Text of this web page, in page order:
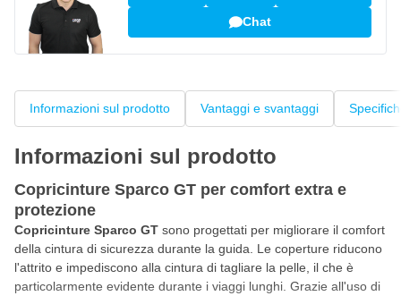
Chat
Informazioni sul prodotto Vantaggi e svantaggi
Informazioni sul prodotto
Copricinture Sparco GT per comfort extra e
protezione
Copricinture Sparco GT sono progettati per migliorare il comfort
della cintura di sicurezza durante la guida. Le coperture riducono
l'attrito e impediscono alla cintura di tagliare la pelle, il che è
particolarmente evidente durante i viaggi lunghi. Grazie all'uso di